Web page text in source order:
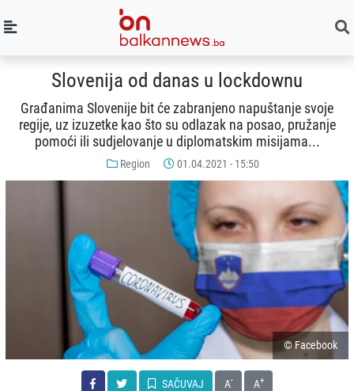
Slovenija od danas u lockdownu
Građanima Slovenije bit će zabranjeno napuštanje svoje
regije, uz izuzetke kao što su odlazak na posao, pružanje
pomoći ili sudjelovanje u diplomatskim misijama...
Region 01.04.2021 - 15:50
© Facebook
SAČUVAJ A- A+